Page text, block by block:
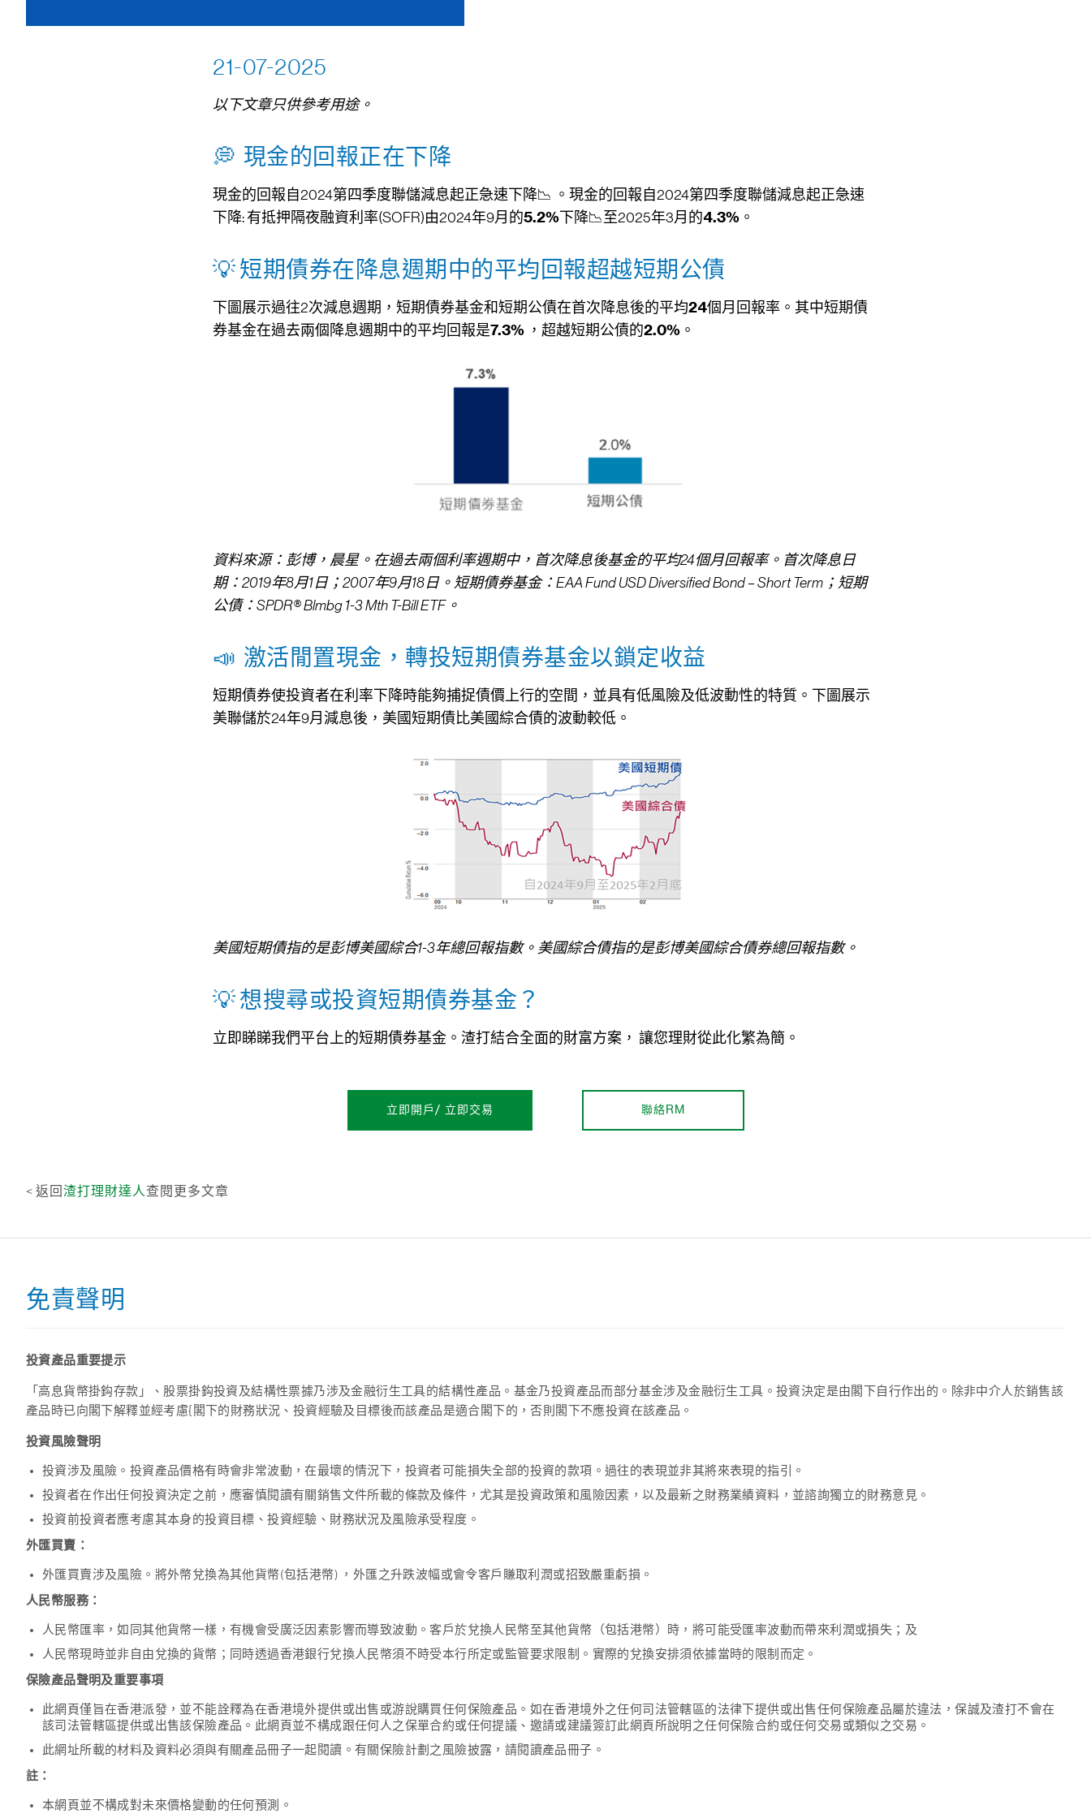
21-07-2025
以下文章只供參考用途。
💭 現金的回報正在下降
現金的回報自2024第四季度聯儲減息起正急速下降📉 。現金的回報自2024第四季度聯儲減息起正急速
下降: 有抵押隔夜融資利率(SOFR)由2024年9月的5.2% 下降📉至2025年3月的4.3% 。
💡 短期債券在降息週期中的平均回報超越短期公債
下圖展示過往2次減息週期，短期債券基金和短期公債在首次降息後的平均24個月回報率。其中短期債
券基金在過去兩個降息週期中的平均回報是7.3% ，超越短期公債的2.0% 。
資料來源：彭博，晨星。在過去兩個利率週期中，首次降息後基金的平均24個月回報率。首次降息日
期：2019年8月1日；2007年9月18日。短期債券基金：EAA Fund USD Diversified Bond – Short Term；短期
公債：SPDR® Blmbg 1-3 Mth T-Bill ETF。
📣 激活閒置現金，轉投短期債券基金以鎖定收益
短期債券使投資者在利率下降時能夠捕捉債價上行的空間，並具有低風險及低波動性的特質。下圖展示
美聯儲於24年9月減息後，美國短期債比美國綜合債的波動較低。
美國短期債指的是彭博美國綜合1-3年總回報指數。美國綜合債指的是彭博美國綜合債券總回報指數。
💡 想搜尋或投資短期債券基金？
立即睇睇我們平台上的短期債券基金。渣打結合全面的財富方案， 讓您理財從此化繁為簡。
立即開戶/ 立即交易 聯絡RM
< 返回 渣打理財達人 查閱更多文章
免責聲明
投資產品重要提示
「高息貨幣掛鈎存款」、股票掛鈎投資及結構性票據乃涉及金融衍生工具的結構性產品。基金乃投資產品而部分基金涉及金融衍生工具。投資決定是由閣下自行作出的。除非中介人於銷售該
產品時已向閣下解釋並經考慮{閣下的財務狀況、投資經驗及目標後而該產品是適合閣下的，否則閣下不應投資在該產品。
投資風險聲明
投資涉及風險。投資產品價格有時會非常波動，在最壞的情況下，投資者可能損失全部的投資的款項。過往的表現並非其將來表現的指引。
投資者在作出任何投資決定之前，應審慎閱讀有關銷售文件所載的條款及條件，尤其是投資政策和風險因素，以及最新之財務業績資料，並諮詢獨立的財務意見。
投資前投資者應考慮其本身的投資目標、投資經驗、財務狀況及風險承受程度。
外匯買賣：
外匯買賣涉及風險。將外幣兌換為其他貨幣(包括港幣) ，外匯之升跌波幅或會令客戶賺取利潤或招致嚴重虧損。
人民幣服務：
人民幣匯率，如同其他貨幣一樣，有機會受廣泛因素影響而導致波動。客戶於兌換人民幣至其他貨幣（包括港幣）時，將可能受匯率波動而帶來利潤或損失；及
人民幣現時並非自由兌換的貨幣；同時透過香港銀行兌換人民幣須不時受本行所定或監管要求限制。實際的兌換安排須依據當時的限制而定。
保險產品聲明及重要事項
此網頁僅旨在香港派發，並不能詮釋為在香港境外提供或出售或游說購買任何保險產品。如在香港境外之任何司法管轄區的法律下提供或出售任何保險產品屬於違法，保誠及渣打不會在
該司法管轄區提供或出售該保險產品。此網頁並不構成跟任何人之保單合約或任何提議、邀請或建議簽訂此網頁所說明之任何保險合約或任何交易或類似之交易。
此網址所載的材料及資料必須與有關產品冊子一起閱讀。有關保險計劃之風險披露，請閱讀產品冊子。
註：
本網頁並不構成對未來價格變動的任何預測。